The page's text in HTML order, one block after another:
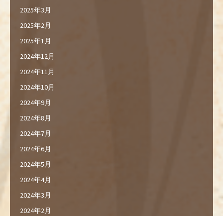
2025年3月
2025年2月
2025年1月
2024年12月
2024年11月
2024年10月
2024年9月
2024年8月
2024年7月
2024年6月
2024年5月
2024年4月
2024年3月
2024年2月